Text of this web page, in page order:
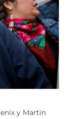
y Martin